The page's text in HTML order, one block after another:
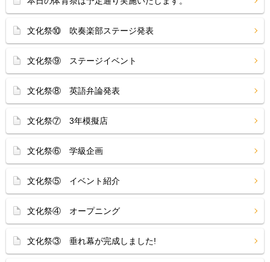
文化祭⑩ 吹奏楽部ステージ発表
文化祭⑨ ステージイベント
文化祭⑧ 英語弁論発表
文化祭⑦ 3年模擬店
文化祭⑥ 学級企画
文化祭⑤ イベント紹介
文化祭④ オープニング
文化祭③ 垂れ幕が完成しました!